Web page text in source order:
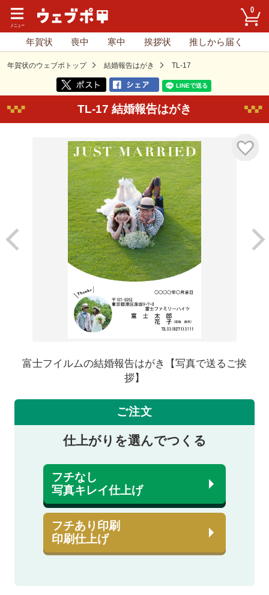
0
年賀状 喪中 寒中 挨拶状 推しから届く
年賀状のウェブポトップ 結婚報告はがき TL-17
TL-17 結婚報告はがき
富士フイルムの結婚報告はがき【写真で送るご挨
拶】
ご注文
仕上がりを選んでつくる
フチなし
写真キレイ仕上げ
フチあり印刷
印刷仕上げ